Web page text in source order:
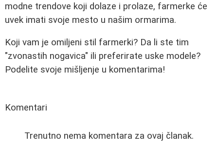
modne trendove koji dolaze i prolaze, farmerke će
uvek imati svoje mesto u našim ormarima.
Koji vam je omiljeni stil farmerki? Da li ste tim
"zvonastih nogavica" ili preferirate uske modele?
Podelite svoje mišljenje u komentarima!
Komentari
Trenutno nema komentara za ovaj članak.